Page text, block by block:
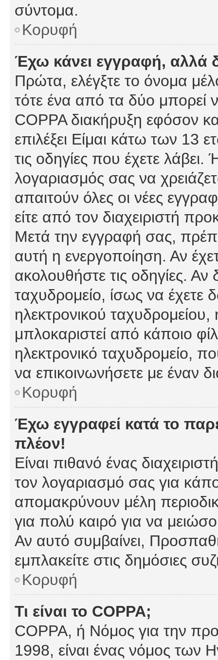
σύντομα.
Κορυφή
Έχω κάνει εγγραφή,
Πρώτα, ελέγξτε το όνομα
τότε ένα από τα δύο μπορεί
COPPA διακήρυξη εφόσον
επιλέξει Είμαι κάτω των 13
τις οδηγίες που έχετε λάβει.
λογαριασμός σας να
απαιτούν όλες οι νέες
είτε από τον διαχειριστή
Μετά την εγγραφή σας,
αυτή η ενεργοποίηση. Αν
ακολουθήστε τις οδηγίες. Αν
ταχυδρομείο, ίσως να έχετε
ηλεκτρονικού ταχυδρομείου,
μπλοκαριστεί από κάποιο
ηλεκτρονικό ταχυδρομείο,
να επικοινωνήσετε με έναν
Κορυφή
Έχω εγγραφεί κατά το
πλέον!
Είναι πιθανό ένας
τον λογαριασμό σας για
απομακρύνουν μέλη
για πολύ καιρό για να
Αν αυτό συμβαίνει,
εμπλακείτε στις δημόσιες
Κορυφή
Τι είναι το COPPA;
COPPA, ή Νόμος για την
1998, είναι ένας νόμος των